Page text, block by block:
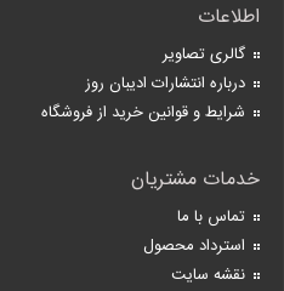
اطلاعات
گالری تصاویر
درباره انتشارات ادیبان روز
شرایط و قوانین خرید از فروشگاه
خدمات مشتریان
تماس با ما
استرداد محصول
نقشه سایت